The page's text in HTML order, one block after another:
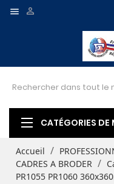
 
CATÉGORIES DE
Accueil
CADRES A BRODER
PR1055 PR1060